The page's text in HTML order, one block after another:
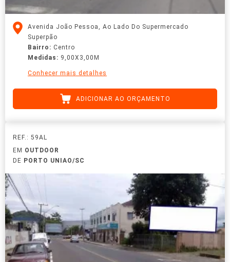
Avenida João Pessoa, Ao Lado Do Supermercado
Superpão
Bairro: Centro
Medidas: 9,00X3,00M
Conhecer mais detalhes
ADICIONAR AO ORÇAMENTO
REF.: 59AL
EM OUTDOOR
DE PORTO UNIAO/SC